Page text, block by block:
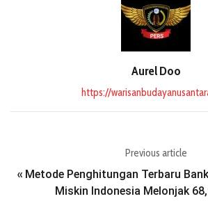
Aurel Doo
https://
Previous article
« Metode Penghitungan Terbaru
Miskin Indonesia Melonjak